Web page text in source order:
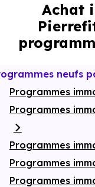
Achat
neufs
Programmes
Programmes
Programmes
Programmes
Programmes